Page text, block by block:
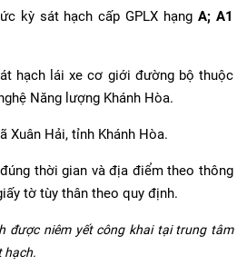
kỳ sát hạch cấp GPLX hạngA; A1
hạch lái xe cơ giới đường bộ thuộc
Năng lượng Khánh Hòa.
Xuân Hải, tỉnh Khánh Hòa.
thời gian và địa điểm theo thông
tờ tùy thân theo quy định.
được niêm yết công khai tại trung tâm
hạch.